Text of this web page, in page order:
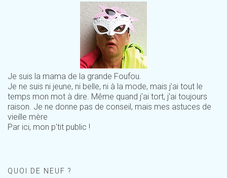
Je suis la mama de la grande Foufou.
Je ne suis ni jeune, ni belle, ni à la mode, mais j'ai tout le
temps mon mot à dire. Même quand j'ai tort, j'ai toujours
raison. Je ne donne pas de conseil, mais mes astuces de
vieille mère
Par ici, mon p'tit public !
QUOI DE NEUF ?